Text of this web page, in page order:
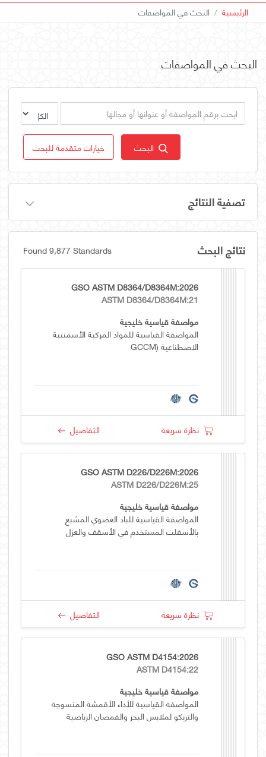
الرئيسية البحث في المواصفات
البحث في المواصفات
البحث خيارات متقدمة للبحث
تصفية النتائج
نتائج البحث Found 9,877 Standards
GSO ASTM D8364/D8364M:2026
ASTM D8364/D8364M:21
مواصفة قياسية خليجية
المواصفة القياسية للمواد المركبة الأسمنتية
الاصطناعية (GCCM
نظرة سريعة التفاصيل
GSO ASTM D226/D226M:2026
ASTM D226/D226M:25
مواصفة قياسية خليجية
المواصفة القياسية للباد العضوي المشبع
بالأسفلت المستخدم في الأسقف والعزل
نظرة سريعة التفاصيل
GSO ASTM D4154:2026
ASTM D4154:22
مواصفة قياسية خليجية
المواصفة القياسية للأداء الأقمشة المنسوجة
والتريكو لملابس البحر والقمصان الرياضية